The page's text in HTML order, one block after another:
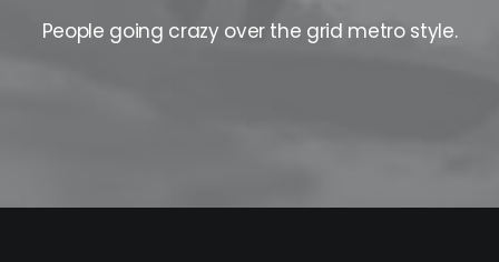
People going crazy over the grid metro style.